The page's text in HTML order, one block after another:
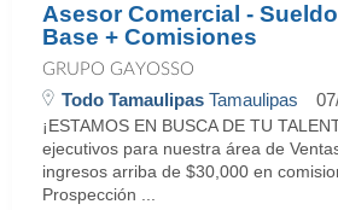
Asesor Comercial - Sueldo
Base + Comisiones
GRUPO GAYOSSO
Todo Tamaulipas Tamaulipas
¡ESTAMOS EN BUSCA DE TU
ejecutivos para nuestra área de
ingresos arriba de $30,000 en
Prospección ...